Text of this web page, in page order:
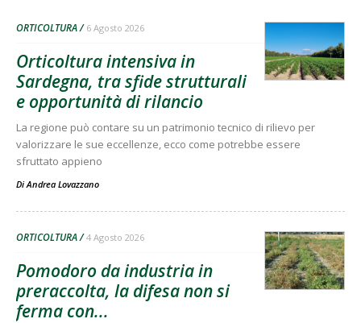
ORTICOLTURA 6 Agosto 2026
Orticoltura intensiva in
Sardegna, tra sfide strutturali
e opportunità di rilancio
La regione può contare su un patrimonio tecnico di rilievo per
valorizzare le sue eccellenze, ecco come potrebbe essere
sfruttato appieno
Di Andrea Lovazzano
ORTICOLTURA 4 Agosto 2026
Pomodoro da industria in
preraccolta, la difesa non si
ferma con...